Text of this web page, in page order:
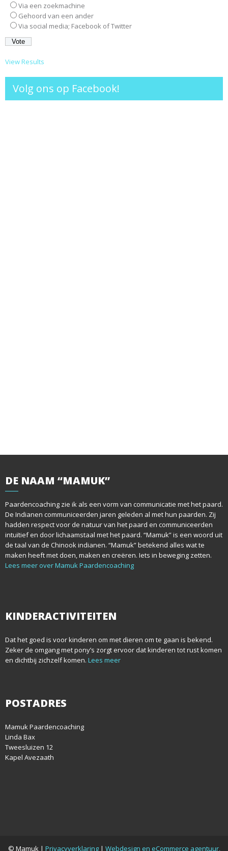
Via een zoekmachine
Gehoord van een ander
Via social media; Facebook of Twitter
View Results
Volg ons op Facebook!
DE NAAM “MAMUK”
Paardencoaching zie ik als een vorm van communicatie met het paard.
De Indianen communiceerden jaren geleden al met hun paarden. Zij
hadden respect voor de natuur van het paard en communiceerden
intuïtief en door lichaamstaal met het paard. “Mamuk” is een woord uit
de taal van de Chinook indianen. “Mamuk” betekend alles wat te
maken heeft met doen, maken en creëren. Iets in beweging zetten.
Lees meer over Mamuk Paardencoaching
KINDERACTIVITEITEN
Dat het goed is voor kinderen om met dieren om te gaan is bekend.
Zeker de omgang met pony’s zorgt ervoor dat kinderen tot rust komen
en dichtbij zichzelf komen. Lees meer
POSTADRES
Mamuk Paardencoaching
Linda Bax
Tweesluizen 12
Kapel Avezaath
© Mamuk | Privacyverklaring| Webdesign en eCommerce agentuur,